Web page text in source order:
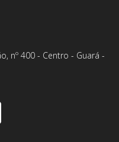
nº 400 - Centro - Guará -